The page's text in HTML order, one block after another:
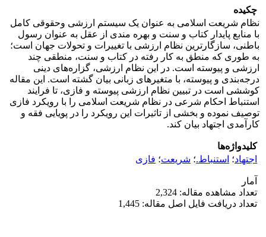
چکیده
نظام شریعت اسلامی به عنوان یک سیستم ارزشی وحقوقی کامل
با منابع پایدار کتاب و سنت و بهره مندی از عقل به عنوان رسول
باطنی، سازگارترین نظام ارزشی با تغییرات و تحولات جهان است؛
به طوری که منطق به کار رفته در کتاب و سنت، منطقی چند
ارزشی و پیوسته است. در این نظام ارزشی، گزاره‌های دینی
درجه‌بندی و پیوسته، با متغیرهای زبانی بیان گشته است. این مقاله
کوششی است در تبیین نظام ارزشی پیوسته و فازی، تا فرایند
استنباط احکام شرعی در نظام شریعت اسلامی را با رویکرد فازی
توصیف نموده و بخشی از تاثیرات این رویکرد را در پویایی فقه و
کارآمدی اجتهاد بیان کند.
کلیدواژه‌ها
اجتهاد؛ استنباط.؛ شریعت؛ فازی
آمار
تعداد مشاهده مقاله: 2,324
تعداد دریافت فایل اصل مقاله: 1,445